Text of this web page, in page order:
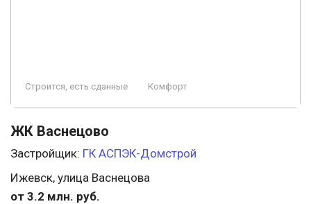
Строится, есть сданные Комфорт
ЖК Васнецово
Застройщик: ГК АСПЭК-Домстрой
Ижевск, улица Васнецова
от 3.2 млн. руб.